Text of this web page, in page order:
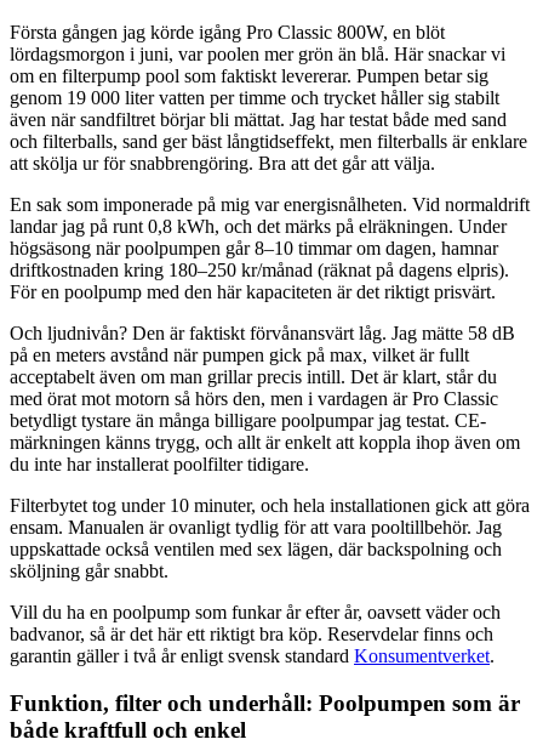
Första gången jag körde igång Pro Classic 800W, en blöt
lördagsmorgon i juni, var poolen mer grön än blå. Här snackar vi
om en filterpump pool som faktiskt levererar. Pumpen betar sig
genom 19 000 liter vatten per timme och trycket håller sig stabilt
även när sandfiltret börjar bli mättat. Jag har testat både med sand
och filterballs, sand ger bäst långtidseffekt, men filterballs är enklare
att skölja ur för snabbrengöring. Bra att det går att välja.
En sak som imponerade på mig var energisnålheten. Vid normaldrift
landar jag på runt 0,8 kWh, och det märks på elräkningen. Under
högsäsong när poolpumpen går 8–10 timmar om dagen, hamnar
driftkostnaden kring 180–250 kr/månad (räknat på dagens elpris).
För en poolpump med den här kapaciteten är det riktigt prisvärt.
Och ljudnivån? Den är faktiskt förvånansvärt låg. Jag mätte 58 dB
på en meters avstånd när pumpen gick på max, vilket är fullt
acceptabelt även om man grillar precis intill. Det är klart, står du
med örat mot motorn så hörs den, men i vardagen är Pro Classic
betydligt tystare än många billigare poolpumpar jag testat. CE-
märkningen känns trygg, och allt är enkelt att koppla ihop även om
du inte har installerat poolfilter tidigare.
Filterbytet tog under 10 minuter, och hela installationen gick att göra
ensam. Manualen är ovanligt tydlig för att vara pooltillbehör. Jag
uppskattade också ventilen med sex lägen, där backspolning och
sköljning går snabbt.
Vill du ha en poolpump som funkar år efter år, oavsett väder och
badvanor, så är det här ett riktigt bra köp. Reservdelar finns och
garantin gäller i två år enligt svensk standard Konsumentverket.
Funktion, filter och underhåll: Poolpumpen som är
både kraftfull och enkel